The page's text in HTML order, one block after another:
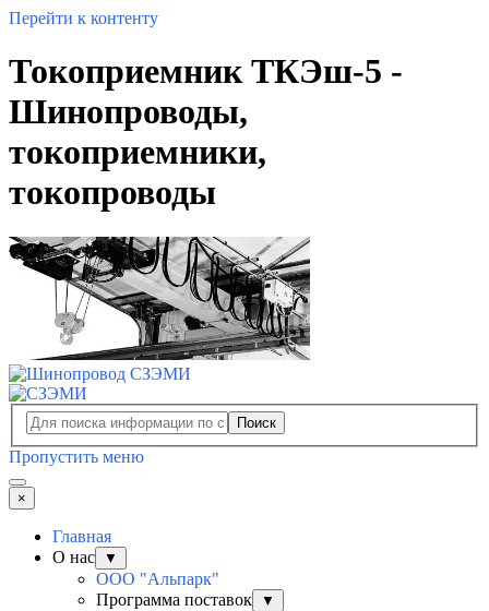
Перейти к контенту
Токоприемник ТКЭш-5 -
Шинопроводы,
токоприемники,
токопроводы
Поиск
Пропустить меню
×
Главная
О нас
▼
ООО "Альпарк"
Программа поставок
▼